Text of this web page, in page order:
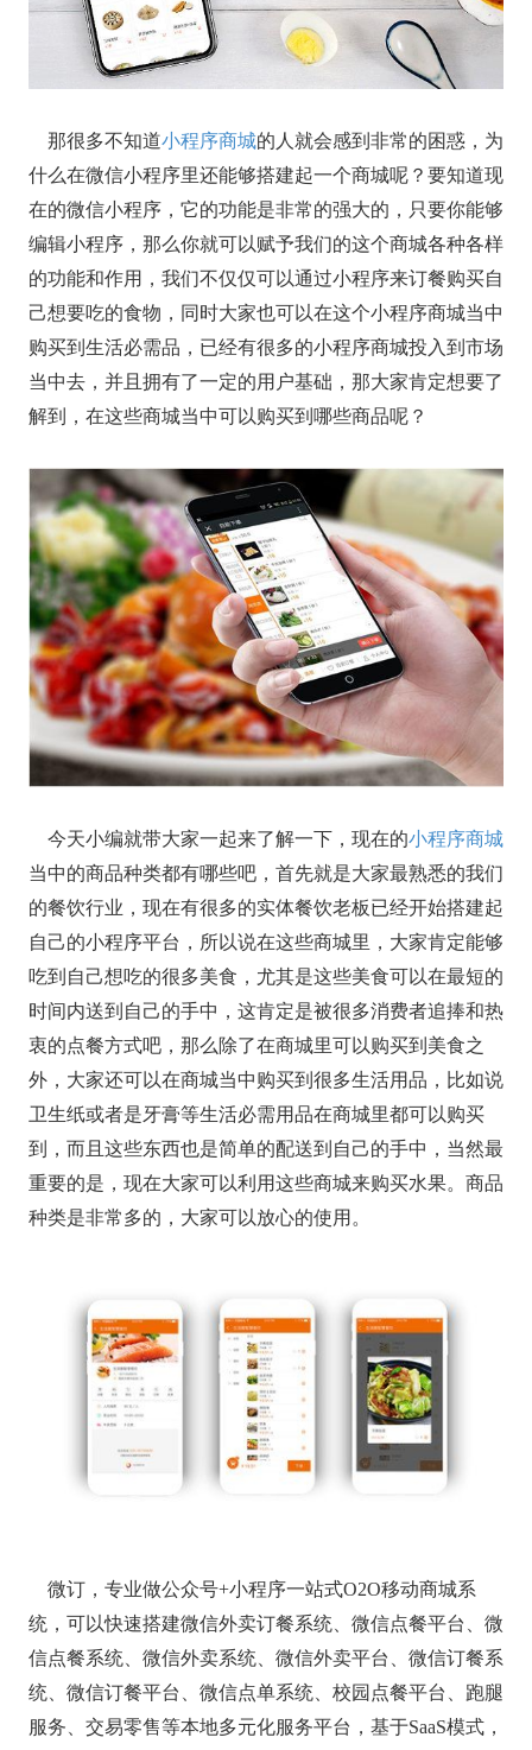
那很多不知道小程序商城的人就会感到非常的困惑，为
什么在微信小程序里还能够搭建起一个商城呢？要知道现
在的微信小程序，它的功能是非常的强大的，只要你能够
编辑小程序，那么你就可以赋予我们的这个商城各种各样
的功能和作用，我们不仅仅可以通过小程序来订餐购买自
己想要吃的食物，同时大家也可以在这个小程序商城当中
购买到生活必需品，已经有很多的小程序商城投入到市场
当中去，并且拥有了一定的用户基础，那大家肯定想要了
解到，在这些商城当中可以购买到哪些商品呢？
今天小编就带大家一起来了解一下，现在的小程序商城
当中的商品种类都有哪些吧，首先就是大家最熟悉的我们
的餐饮行业，现在有很多的实体餐饮老板已经开始搭建起
自己的小程序平台，所以说在这些商城里，大家肯定能够
吃到自己想吃的很多美食，尤其是这些美食可以在最短的
时间内送到自己的手中，这肯定是被很多消费者追捧和热
衷的点餐方式吧，那么除了在商城里可以购买到美食之
外，大家还可以在商城当中购买到很多生活用品，比如说
卫生纸或者是牙膏等生活必需用品在商城里都可以购买
到，而且这些东西也是简单的配送到自己的手中，当然最
重要的是，现在大家可以利用这些商城来购买水果。商品
种类是非常多的，大家可以放心的使用。
微订，专业做公众号+小程序一站式O2O移动商城系
统，可以快速搭建微信外卖订餐系统、微信点餐平台、微
信点餐系统、微信外卖系统、微信外卖平台、微信订餐系
统、微信订餐平台、微信点单系统、校园点餐平台、跑腿
服务、交易零售等本地多元化服务平台，基于SaaS模式，